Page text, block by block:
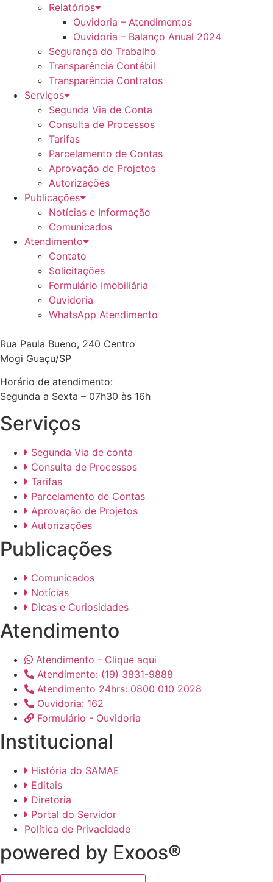
Relatórios
Ouvidoria – Atendimentos
Ouvidoria – Balanço Anual 2024
Segurança do Trabalho
Transparência Contábil
Transparência Contratos
Serviços
Segunda Via de Conta
Consulta de Processos
Tarifas
Parcelamento de Contas
Aprovação de Projetos
Autorizações
Publicações
Notícias e Informação
Comunicados
Atendimento
Contato
Solicitações
Formulário Imobiliária
Ouvidoria
WhatsApp Atendimento
Rua Paula Bueno, 240 Centro
Mogi Guaçu/SP
Horário de atendimento:
Segunda a Sexta – 07h30 às 16h
Serviços
Segunda Via de conta
Consulta de Processos
Tarifas
Parcelamento de Contas
Aprovação de Projetos
Autorizações
Publicações
Comunicados
Notícias
Dicas e Curiosidades
Atendimento
Atendimento - Clique aqui
Atendimento: (19) 3831-9888
Atendimento 24hrs: 0800 010 2028
Ouvidoria: 162
Formulário - Ouvidoria
Institucional
História do SAMAE
Editais
Diretoria
Portal do Servidor
Política de Privacidade
powered by Exoos®